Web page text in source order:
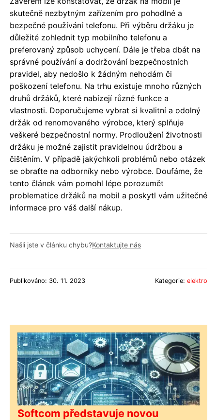
skutečně nezbytným zařízením pro pohodlné a
bezpečné používání telefonu. Při výběru držáku je
důležité zohlednit typ mobilního telefonu a
preferovaný způsob uchycení. Dále je třeba dbát na
správné používání a dodržování bezpečnostních
pravidel, aby nedošlo k žádným nehodám či
poškození telefonu. Na trhu existuje mnoho různých
druhů držáků, které nabízejí různé funkce a
vlastnosti. Doporučujeme vybrat si kvalitní a odolný
držák od renomovaného výrobce, který splňuje
veškeré bezpečnostní normy. Prodloužení životnosti
držáku je možné zajistit pravidelnou údržbou a
čištěním. V případě jakýchkoli problémů nebo otázek
se obraťte na odborníky nebo výrobce. Doufáme, že
tento článek vám pomohl lépe porozumět
problematice držáků na mobil a poskytl vám užitečné
informace pro váš další nákup.
Našli jste v článku chybu?Kontaktujte nás
Publikováno: 30. 11. 2023 Kategorie: elektro
Softcom představuje novou